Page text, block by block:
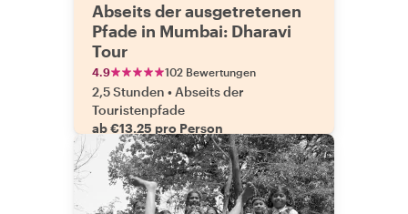
Abseits der ausgetretenen
Pfade in Mumbai: Dharavi
Tour
4.9 102 Bewertungen
2,5 Stunden • Abseits der
Touristenpfade
ab €13.25 pro Person